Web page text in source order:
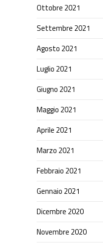
Ottobre 2021
Settembre 2021
Agosto 2021
Luglio 2021
Giugno 2021
Maggio 2021
Aprile 2021
Marzo 2021
Febbraio 2021
Gennaio 2021
Dicembre 2020
Novembre 2020